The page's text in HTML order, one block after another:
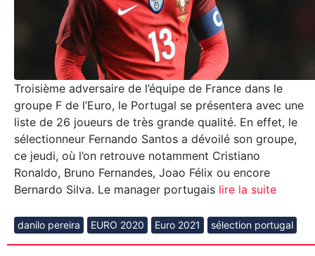
Troisième adversaire de l’équipe de France dans le
groupe F de l’Euro, le Portugal se présentera avec une
liste de 26 joueurs de très grande qualité. En effet, le
sélectionneur Fernando Santos a dévoilé son groupe,
ce jeudi, où l’on retrouve notamment Cristiano
Ronaldo, Bruno Fernandes, Joao Félix ou encore
Bernardo Silva. Le manager portugais lire la suite
danilo pereira EURO 2020 Euro 2021 sélection portugal